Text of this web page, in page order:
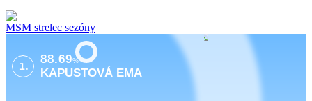
MSM strelec sezóny
1.
88.69%
KAPUSTOVÁ EMA